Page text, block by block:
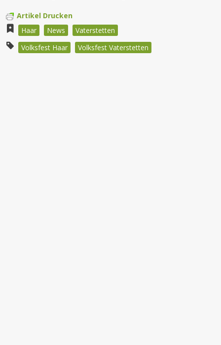
Artikel Drucken
Haar
News
Vaterstetten
Volksfest Haar
Volksfest Vaterstetten